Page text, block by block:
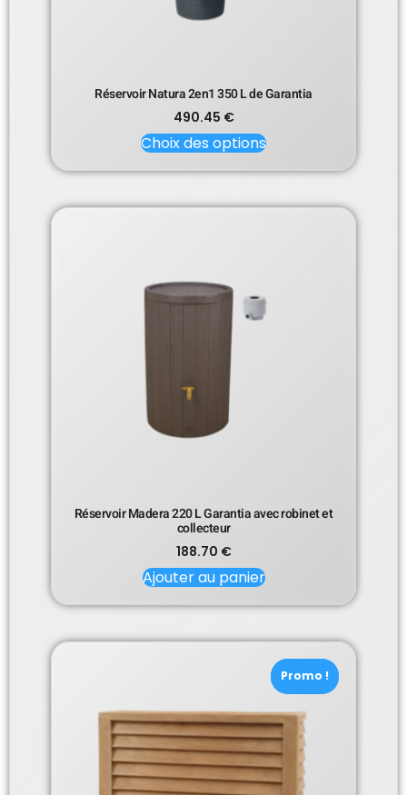
Réservoir Natura 2en1 350 L de Garantia
490.45 €
Choix des options
Réservoir Madera 220 L Garantia avec robinet et
collecteur
188.70 €
Ajouter au panier
Promo !
Promo !